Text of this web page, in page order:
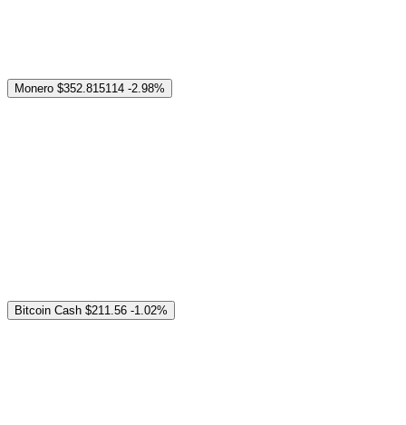
Monero $352.815114 -2.98%
Bitcoin Cash $211.56 -1.02%